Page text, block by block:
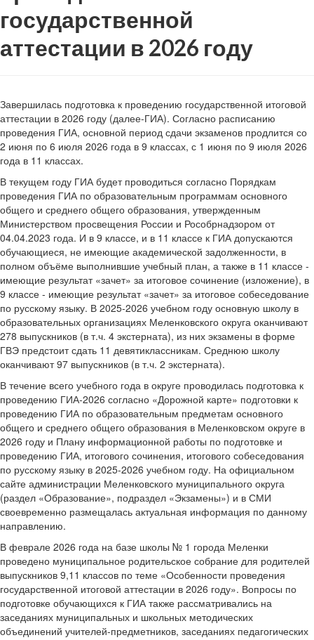
государственной
аттестации в 2026 году
Завершилась подготовка к проведению государственной итоговой
аттестации в 2026 году (далее-ГИА). Согласно расписанию
проведения ГИА, основной период сдачи экзаменов продлится со
2 июня по 6 июля 2026 года в 9 классах, с 1 июня по 9 июля 2026
года в 11 классах.
В текущем году ГИА будет проводиться согласно Порядкам
проведения ГИА по образовательным программам основного
общего и среднего общего образования, утвержденным
Министерством просвещения России и Рособрнадзором от
04.04.2023 года. И в 9 классе, и в 11 классе к ГИА допускаются
обучающиеся, не имеющие академической задолженности, в
полном объёме выполнившие учебный план, а также в 11 классе -
имеющие результат «зачет» за итоговое сочинение (изложение), в
9 классе - имеющие результат «зачет» за итоговое собеседование
по русскому языку. В 2025-2026 учебном году основную школу в
образовательных организациях Меленковского округа оканчивают
278 выпускников (в т.ч. 4 экстерната), из них экзамены в форме
ГВЭ предстоит сдать 11 девятиклассникам. Среднюю школу
оканчивают 97 выпускников (в т.ч. 2 экстерната).
В течение всего учебного года в округе проводилась подготовка к
проведению ГИА-2026 согласно «Дорожной карте» подготовки к
проведению ГИА по образовательным предметам основного
общего и среднего общего образования в Меленковском округе в
2026 году и Плану информационной работы по подготовке и
проведению ГИА, итогового сочинения, итогового собеседования
по русскому языку в 2025-2026 учебном году. На официальном
сайте администрации Меленковского муниципального округа
(раздел «Образование», подраздел «Экзамены») и в СМИ
своевременно размещалась актуальная информация по данному
направлению.
В феврале 2026 года на базе школы № 1 города Меленки
проведено муниципальное родительское собрание для родителей
выпускников 9,11 классов по теме «Особенности проведения
государственной итоговой аттестации в 2026 году». Вопросы по
подготовке обучающихся к ГИА также рассматривались на
заседаниях муниципальных и школьных методических
объединений учителей-предметников, заседаниях педагогических